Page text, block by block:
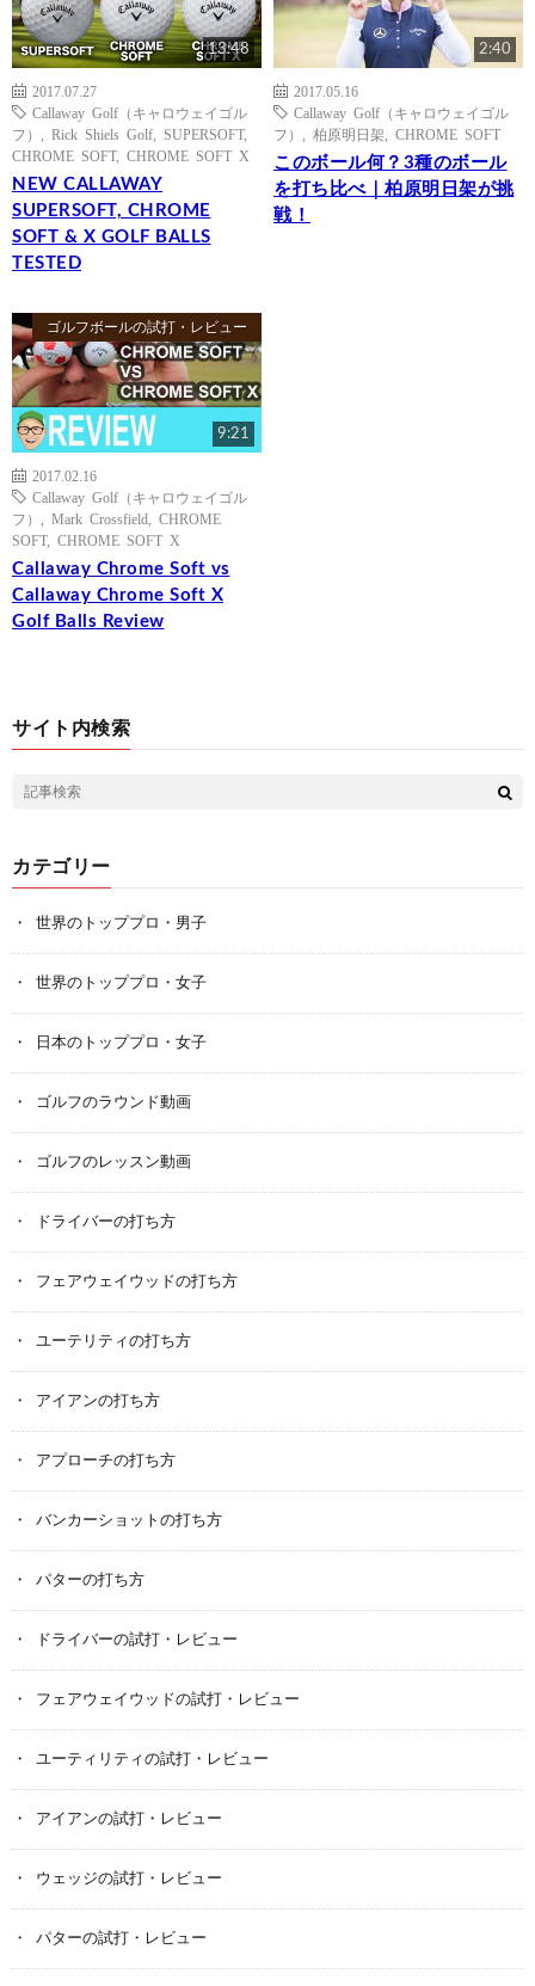
13:48
2017.07.27
Callaway Golf（キャロウェイゴル
フ）
Rick Shiels Golf SUPERSOFT,
CHROME SOFT, CHROME SOFT X
NEW CALLAWAY
SUPERSOFT, CHROME
SOFT & X GOLF BALLS
TESTED
2:40
2017.05.16
Callaway Golf（キャロウェイゴル
フ）
柏原明日架 CHROME SOFT
このボール何？3種のボール
を打ち比べ｜柏原明日架が挑
戦！
ゴルフボールの試打・レビュー
9:21
2017.02.16
Callaway Golf（キャロウェイゴル
フ）
Mark Crossfield
CHROME
SOFT, CHROME SOFT X
Callaway Chrome Soft vs
Callaway Chrome Soft X
Golf Balls Review
サイト内検索
カテゴリー
世界のトッププロ・男子
世界のトッププロ・女子
日本のトッププロ・女子
ゴルフのラウンド動画
ゴルフのレッスン動画
ドライバーの打ち方
フェアウェイウッドの打ち方
ユーテリティの打ち方
アイアンの打ち方
アプローチの打ち方
バンカーショットの打ち方
パターの打ち方
ドライバーの試打・レビュー
フェアウェイウッドの試打・レビュー
ユーティリティの試打・レビュー
アイアンの試打・レビュー
ウェッジの試打・レビュー
パターの試打・レビュー